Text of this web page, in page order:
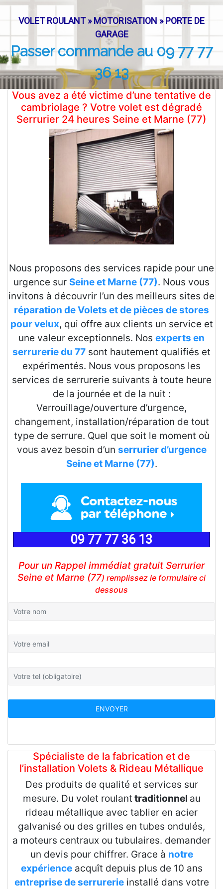
VOLET ROULANT » MOTORISATION » PORTE DE
GARAGE
Passer commande au 09 77 77
36 13
Vous avez a été victime d’une tentative de
cambriolage ? Votre volet est dégradé
Serrurier 24 heures Seine et Marne (77)
Nous proposons des services rapide pour une
urgence sur Seine et Marne (77). Nous vous
invitons à découvrir l’un des meilleurs sites de
réparation de Volets et de pièces de stores
pour velux, qui offre aux clients un service et
une valeur exceptionnels. Nos experts en
serrurerie du 77 sont hautement qualifiés et
expérimentés. Nous vous proposons les
services de serrurerie suivants à toute heure
de la journée et de la nuit :
Verrouillage/ouverture d’urgence,
changement, installation/réparation de tout
type de serrure. Quel que soit le moment où
vous avez besoin d’un serrurier d’urgence
Seine et Marne (77).
09 77 77 36 13
Pour un Rappel immédiat gratuit Serrurier
Seine et Marne (77) remplissez le formulaire ci
dessous
Spécialiste de la fabrication et de
l’installation Volets & Rideau Métallique
Des produits de qualité et services sur
mesure. Du volet roulant traditionnel au
rideau métallique avec tablier en acier
galvanisé ou des grilles en tubes ondulés,
a moteurs centraux ou tubulaires. demander
un devis pour chiffrer. Grace à notre
expérienceacquît depuis plus de 10 ans
entreprise de serrurerieinstallé dans votre